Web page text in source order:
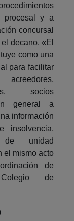
procesal y a
concursal
decano. «El
como una
para facilitar
socios
general a
información
de unidad
el mismo acto
de
de